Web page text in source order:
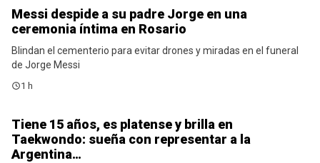
Noticias
Messi despide a su padre Jorge en una
ceremonia íntima en Rosario
Blindan el cementerio para evitar drones y miradas en el funeral
de Jorge Messi
1 h
Noticias
Tiene 15 años, es platense y brilla en
Taekwondo: sueña con representar a la
Argentina…